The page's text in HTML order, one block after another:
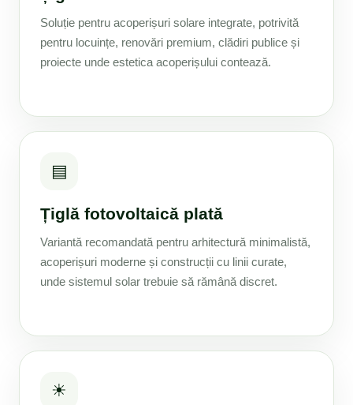
Soluție pentru acoperișuri solare integrate, potrivită
pentru locuințe, renovări premium, clădiri publice și
proiecte unde estetica acoperișului contează.
▤
Țiglă fotovoltaică plată
Variantă recomandată pentru arhitectură minimalistă,
acoperișuri moderne și construcții cu linii curate,
unde sistemul solar trebuie să rămână discret.
☀